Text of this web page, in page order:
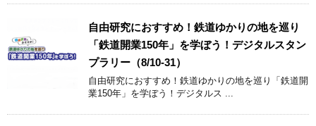
自由研究におすすめ！鉄道ゆかりの地を巡り
「鉄道開業150年」を学ぼう！デジタルスタン
プラリー（8/10-31）
自由研究におすすめ！鉄道ゆかりの地を巡り「鉄道開
業150年」を学ぼう！デジタルス ...